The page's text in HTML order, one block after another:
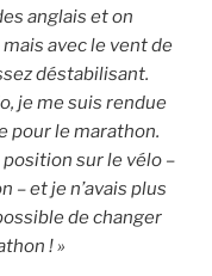
anglais et on
avec le vent de
déstabilisant.
je me suis rendue
pour le marathon.
position sur le vélo –
– et je n’avais plus
de changer
! »